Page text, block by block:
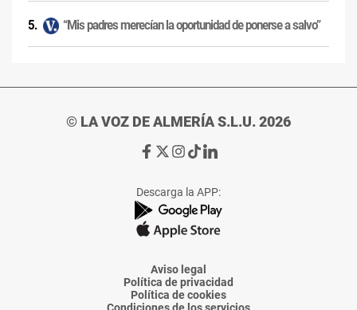
“Mis padres merecían la oportunidad de ponerse a salvo”
© LA VOZ DE ALMERÍA S.L.U. 2026
Ir
de
La
Voz
Almería
Ir
de
La
Voz
Almería
Ir
de
La
Voz
Almería
Ir
de
La
Voz
Almería
Ir
de
La
Voz
Descarga la APP:
Aviso legal
Política de privacidad
Política de cookies